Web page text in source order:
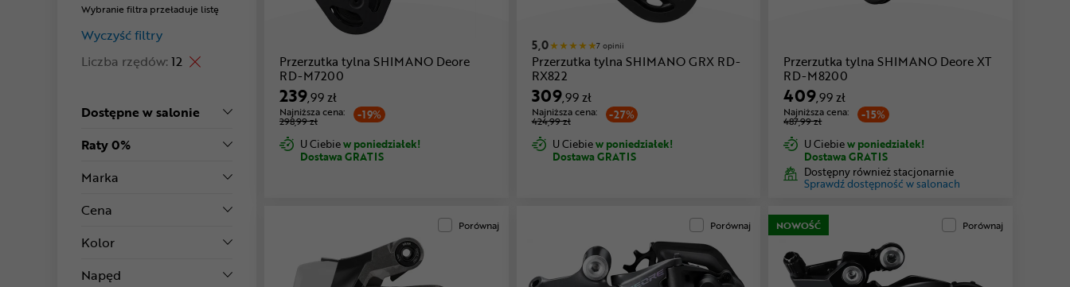
Wybranie filtra przeładuje listę
Wyczyść filtry
Liczba rzędów: 12
Dostępne w salonie
Raty 0%
Marka
Cena
Kolor
Napęd
Przerzutka tylna SHIMANO Deore
RD-M7200
239,99 zł
-19%
Najniższa cena:
298,99 zł
U Ciebiew poniedziałek!
Dostawa GRATIS
5,0 7 opinii
Przerzutka tylna SHIMANO GRX RD-
RX822
309,99 zł
-27%
Najniższa cena:
424,99 zł
U Ciebiew poniedziałek!
Dostawa GRATIS
Przerzutka tylna SHIMANO Deore XT
RD-M8200
409,99 zł
-15%
Najniższa cena:
487,99 zł
U Ciebiew poniedziałek!
Dostawa GRATIS
Dostępny również stacjonarnie
Sprawdź dostępność w salonach
Porównaj Porównaj NOWOŚĆ Porównaj